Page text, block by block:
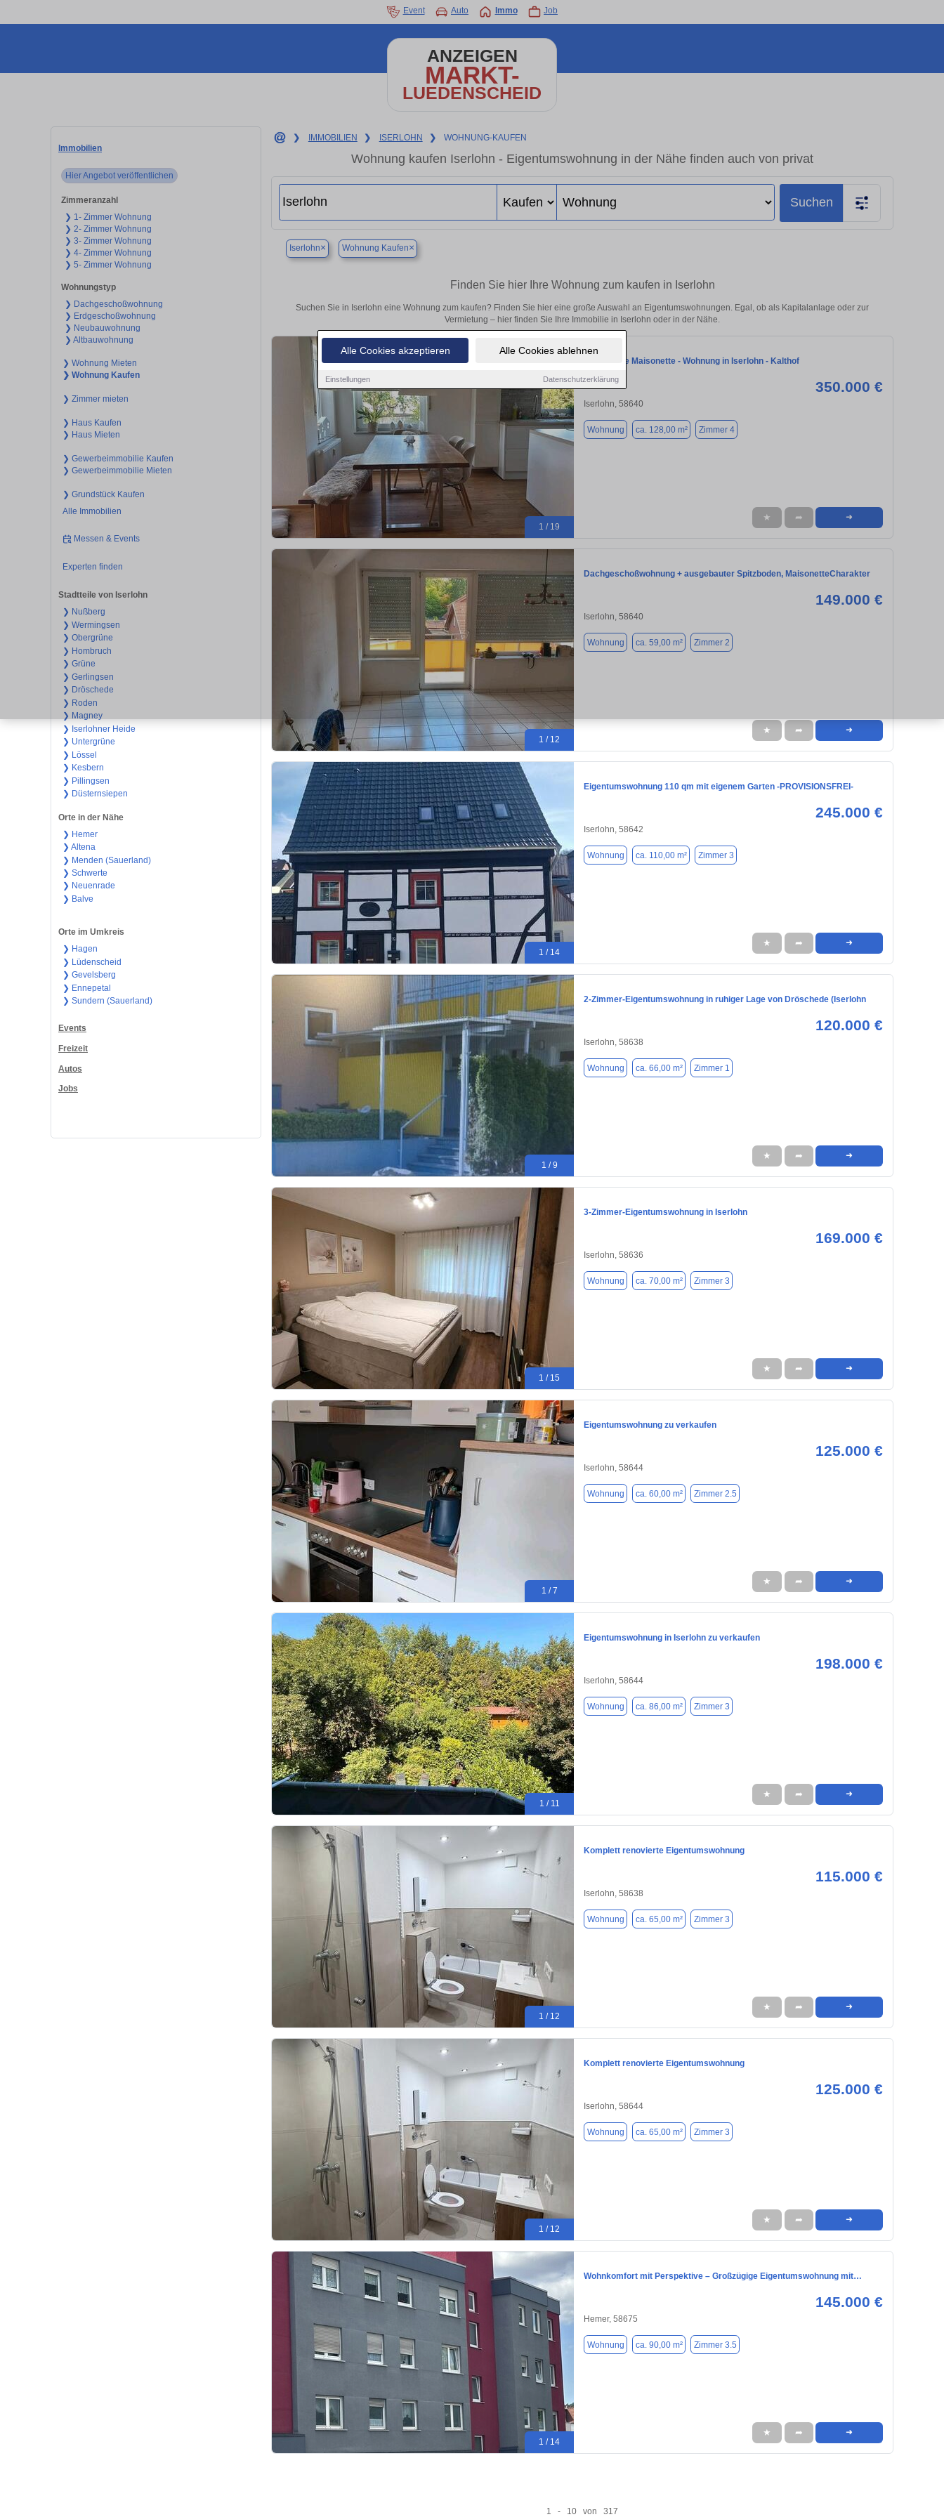
Alle Cookies akzeptieren Alle Cookies ablehnen
Einstellungen Datenschutzerklärung
Event Auto Immo Job
ANZEIGEN
MARKT-
LUEDENSCHEID
Immobilien
Hier Angebot veröffentlichen
Zimmeranzahl
❯ 1- Zimmer Wohnung
❯ 2- Zimmer Wohnung
❯ 3- Zimmer Wohnung
❯ 4- Zimmer Wohnung
❯ 5- Zimmer Wohnung
Wohnungstyp
❯ Dachgeschoßwohnung
❯ Erdgeschoßwohnung
❯ Neubauwohnung
❯ Altbauwohnung
❯ Wohnung Mieten
❯ Wohnung Kaufen
❯ Zimmer mieten
❯ Haus Kaufen
❯ Haus Mieten
❯ Gewerbeimmobilie Kaufen
❯ Gewerbeimmobilie Mieten
❯ Grundstück Kaufen
Alle Immobilien
Messen & Events
Experten finden
Stadtteile von Iserlohn
❯ Nußberg
❯ Wermingsen
❯ Obergrüne
❯ Hombruch
❯ Grüne
❯ Gerlingsen
❯ Dröschede
❯ Roden
❯ Magney
❯ Iserlohner Heide
❯ Untergrüne
❯ Lössel
❯ Kesbern
❯ Pillingsen
❯ Düsternsiepen
Orte in der Nähe
❯ Hemer
❯ Altena
❯ Menden (Sauerland)
❯ Schwerte
❯ Neuenrade
❯ Balve
Orte im Umkreis
❯ Hagen
❯ Lüdenscheid
❯ Gevelsberg
❯ Ennepetal
❯ Sundern (Sauerland)
Events
Freizeit
Autos
Jobs
❯ IMMOBILIEN ❯ ISERLOHN ❯ WOHNUNG-KAUFEN
Wohnung kaufen Iserlohn - Eigentumswohnung in der Nähe finden auch von privat
Suchen
Iserlohn× Wohnung Kaufen×
Finden Sie hier Ihre Wohnung zum kaufen in Iserlohn
Suchen Sie in Iserlohn eine Wohnung zum kaufen? Finden Sie hier eine große Auswahl an Eigentumswohnungen. Egal, ob als Kapitalanlage oder zur
Vermietung – hier finden Sie Ihre Immobilie in Iserlohn oder in der Nähe.
1 / 19
Großzügige Maisonette - Wohnung in Iserlohn - Kalthof
350.000 €
Iserlohn, 58640
Wohnung ca. 128,00 m² Zimmer 4
★ ➦ ➜
1 / 12
Dachgeschoßwohnung + ausgebauter Spitzboden, MaisonetteCharakter
149.000 €
Iserlohn, 58640
Wohnung ca. 59,00 m² Zimmer 2
★ ➦ ➜
1 / 14
Eigentumswohnung 110 qm mit eigenem Garten -PROVISIONSFREI-
245.000 €
Iserlohn, 58642
Wohnung ca. 110,00 m² Zimmer 3
★ ➦ ➜
1 / 9
2-Zimmer-Eigentumswohnung in ruhiger Lage von Dröschede (Iserlohn
120.000 €
Iserlohn, 58638
Wohnung ca. 66,00 m² Zimmer 1
★ ➦ ➜
1 / 15
3-Zimmer-Eigentumswohnung in Iserlohn
169.000 €
Iserlohn, 58636
Wohnung ca. 70,00 m² Zimmer 3
★ ➦ ➜
1 / 7
Eigentumswohnung zu verkaufen
125.000 €
Iserlohn, 58644
Wohnung ca. 60,00 m² Zimmer 2.5
★ ➦ ➜
1 / 11
Eigentumswohnung in Iserlohn zu verkaufen
198.000 €
Iserlohn, 58644
Wohnung ca. 86,00 m² Zimmer 3
★ ➦ ➜
1 / 12
Komplett renovierte Eigentumswohnung
115.000 €
Iserlohn, 58638
Wohnung ca. 65,00 m² Zimmer 3
★ ➦ ➜
1 / 12
Komplett renovierte Eigentumswohnung
125.000 €
Iserlohn, 58644
Wohnung ca. 65,00 m² Zimmer 3
★ ➦ ➜
1 / 14
Wohnkomfort mit Perspektive – Großzügige Eigentumswohnung mit…
145.000 €
Hemer, 58675
Wohnung ca. 90,00 m² Zimmer 3.5
★ ➦ ➜
1 - 10 von 317